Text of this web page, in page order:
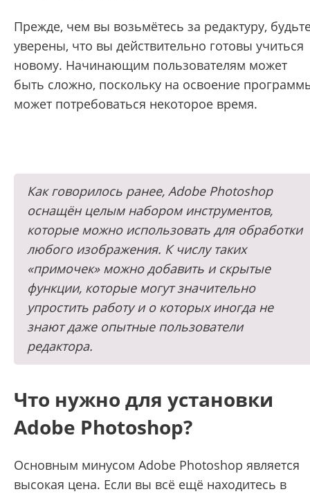
Прежде, чем вы возьмётесь за редактуру,
уверены, что вы действительно готовы учиться
новому. Начинающим пользователям может
быть сложно, поскольку на освоение
может потребоваться некоторое время.
Как говорилось ранее, Adobe Photoshop
оснащён целым набором инструментов,
которые можно использовать для обработки
любого изображения. К числу таких
«примочек» можно добавить и скрытые
функции, которые могут значительно
упростить работу и о которых иногда не
знают даже опытные пользователи
редактора.
Что нужно для установки
Adobe Photoshop?
Основным минусом Adobe Photoshop является
высокая цена. Если вы всё ещё находитесь в